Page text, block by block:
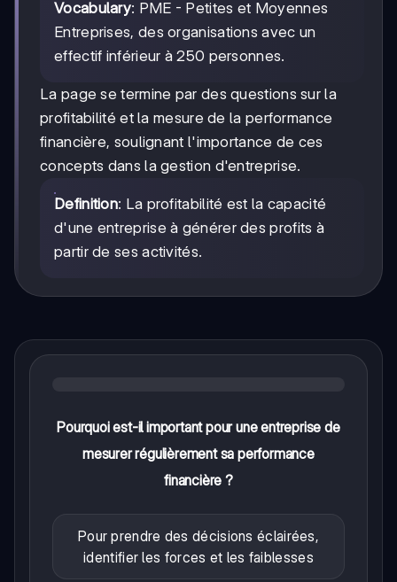
Vocabulary: PME - Petites et Moyennes
Entreprises, des organisations avec un
effectif inférieur à 250 personnes.
La page se termine par des questions sur la
profitabilité et la mesure de la performance
financière, soulignant l'importance de ces
concepts dans la gestion d'entreprise.
Definition: La profitabilité est la capacité
d'une entreprise à générer des profits à
partir de ses activités.
Pourquoi est-il important pour une entreprise de
mesurer régulièrement sa performance
financière ?
Pour prendre des décisions éclairées,
identifier les forces et les faiblesses